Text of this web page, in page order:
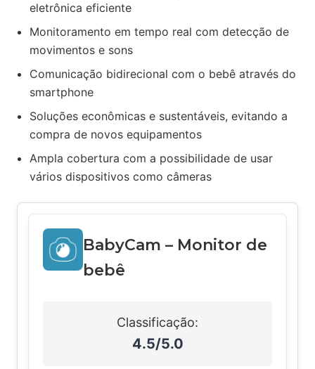
eletrônica eficiente
Monitoramento em tempo real com detecção de
movimentos e sons
Comunicação bidirecional com o bebê através do
smartphone
Soluções econômicas e sustentáveis, evitando a
compra de novos equipamentos
Ampla cobertura com a possibilidade de usar
vários dispositivos como câmeras
BabyCam – Monitor de
bebê
Classificação:
4.5/5.0